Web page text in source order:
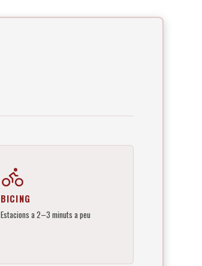
BICING
Estacions a 2–3 minuts a peu